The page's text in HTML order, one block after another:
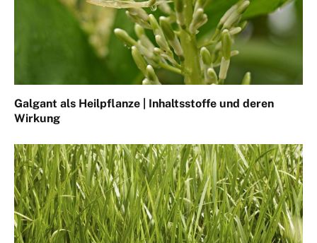
Galgant als Heilpflanze | Inhaltsstoffe und deren
Wirkung